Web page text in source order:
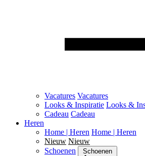
Vacatures Vacatures
Looks & Inspiratie Looks &
Cadeau Cadeau
Heren
Home | Heren Home | Heren
Nieuw Nieuw
Schoenen
Schoenen